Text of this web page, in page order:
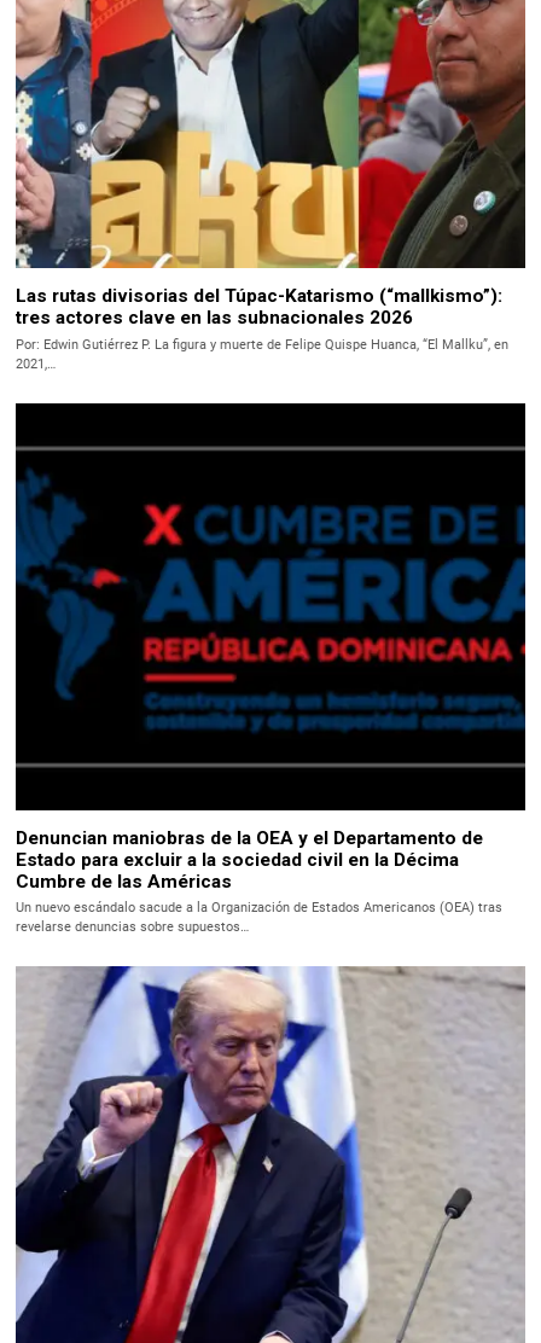
Las rutas divisorias del Túpac-Katarismo (“mallkismo”):
tres actores clave en las subnacionales 2026
Por: Edwin Gutiérrez P. La figura y muerte de Felipe Quispe Huanca, “El Mallku”, en
2021,…
Denuncian maniobras de la OEA y el Departamento de
Estado para excluir a la sociedad civil en la Décima
Cumbre de las Américas
Un nuevo escándalo sacude a la Organización de Estados Americanos (OEA) tras
revelarse denuncias sobre supuestos…